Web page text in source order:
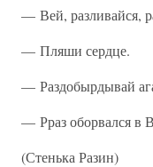
— Вей, разливайся,
— Пляши сердце.
— Раздобырдывай
— Рраз оборвался в
(Стенька Разин)